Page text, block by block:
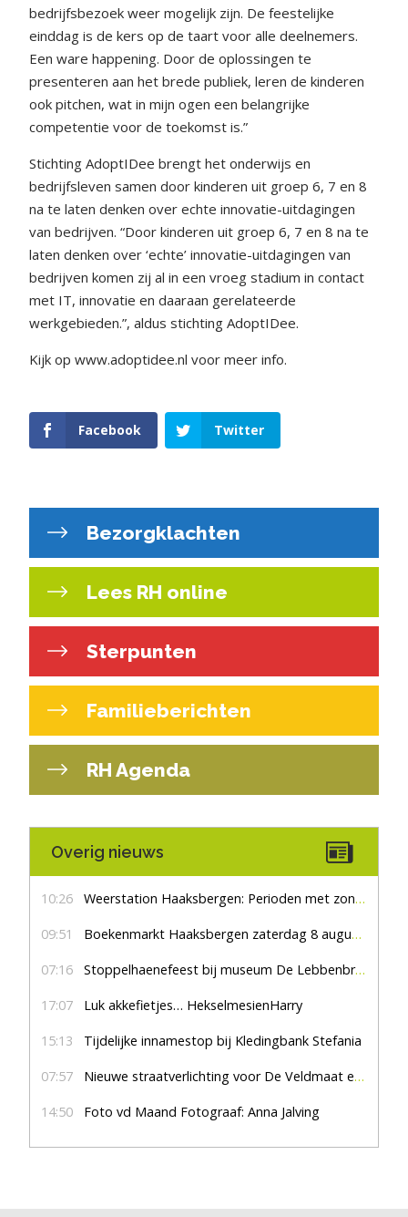
bedrijfsbezoek weer mogelijk zijn. De feestelijke
einddag is de kers op de taart voor alle deelnemers.
Een ware happening. Door de oplossingen te
presenteren aan het brede publiek, leren de kinderen
ook pitchen, wat in mijn ogen een belangrijke
competentie voor de toekomst is.”
Stichting AdoptIDee brengt het onderwijs en
bedrijfsleven samen door kinderen uit groep 6, 7 en 8
na te laten denken over echte innovatie-uitdagingen
van bedrijven. “Door kinderen uit groep 6, 7 en 8 na te
laten denken over ‘echte’ innovatie-uitdagingen van
bedrijven komen zij al in een vroeg stadium in contact
met IT, innovatie en daaraan gerelateerde
werkgebieden.”, aldus stichting AdoptIDee.
Kijk op www.adoptidee.nl voor meer info.
Facebook Twitter
Bezorgklachten
Lees RH online
Sterpunten
Familieberichten
RH Agenda
Overig nieuws
10:26 Weerstation Haaksbergen: Perioden met zon en droog
09:51 Boekenmarkt Haaksbergen zaterdag 8 augustus, marktplein Haaksbergen
07:16 Stoppelhaenefeest bij museum De Lebbenbrugge
17:07 Luk akkefietjes… HekselmesienHarry
15:13 Tijdelijke innamestop bij Kledingbank Stefania
07:57 Nieuwe straatverlichting voor De Veldmaat en De Pas
14:50 Foto vd Maand Fotograaf: Anna Jalving